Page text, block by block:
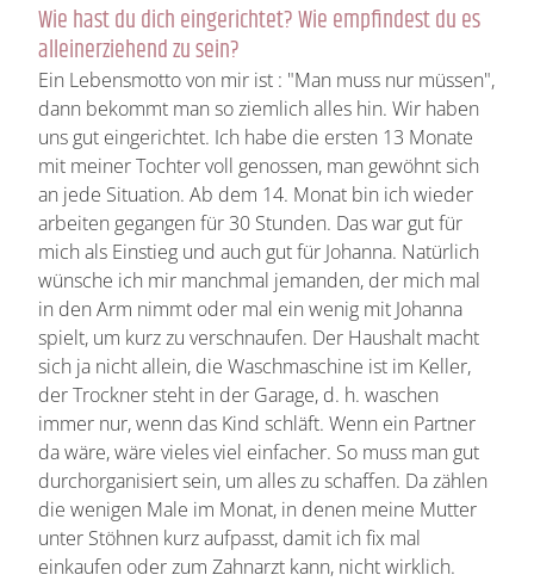
Wie hast du dich eingerichtet? Wie empfindest du es
alleinerziehend zu sein?
Ein Lebensmotto von mir ist : "Man muss nur müssen",
dann bekommt man so ziemlich alles hin. Wir haben
uns gut eingerichtet. Ich habe die ersten 13 Monate
mit meiner Tochter voll genossen, man gewöhnt sich
an jede Situation. Ab dem 14. Monat bin ich wieder
arbeiten gegangen für 30 Stunden. Das war gut für
mich als Einstieg und auch gut für Johanna. Natürlich
wünsche ich mir manchmal jemanden, der mich mal
in den Arm nimmt oder mal ein wenig mit Johanna
spielt, um kurz zu verschnaufen. Der Haushalt macht
sich ja nicht allein, die Waschmaschine ist im Keller,
der Trockner steht in der Garage, d. h. waschen
immer nur, wenn das Kind schläft. Wenn ein Partner
da wäre, wäre vieles viel einfacher. So muss man gut
durchorganisiert sein, um alles zu schaffen. Da zählen
die wenigen Male im Monat, in denen meine Mutter
unter Stöhnen kurz aufpasst, damit ich fix mal
einkaufen oder zum Zahnarzt kann, nicht wirklich.